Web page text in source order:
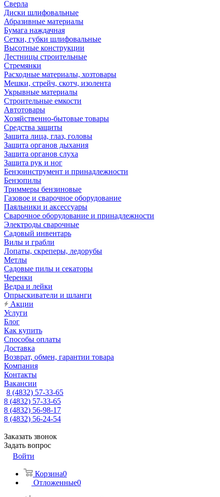
Сверла
Диски шлифовальные
Абразивные материалы
Бумага наждачная
Сетки, губки шлифовальные
Высотные конструкции
Лестницы строительные
Стремянки
Расходные материалы, хозтовары
Мешки, стрейч, скотч, изолента
Укрывные материалы
Строительные емкости
Автотовары
Хозяйственно-бытовые товары
Средства защиты
Защита лица, глаз, головы
Защита органов дыхания
Защита органов слуха
Защита рук и ног
Бензоинструмент и принадлежности
Бензопилы
Триммеры бензиновые
Газовое и сварочное оборудование
Паяльники и аксессуары
Сварочное оборудование и принадлежности
Электроды сварочные
Садовый инвентарь
Вилы и грабли
Лопаты, скреперы, ледорубы
Метлы
Садовые пилы и секаторы
Черенки
Ведра и лейки
Опрыскиватели и шланги
Акции
Услуги
Блог
Как купить
Способы оплаты
Доставка
Возврат, обмен, гарантии товара
Компания
Контакты
Вакансии
8 (4832) 57-33-65
8 (4832) 57-33-65
8 (4832) 56-98-17
8 (4832) 56-24-54
Заказать звонок
Задать вопрос
Войти
Корзина0
Отложенные0